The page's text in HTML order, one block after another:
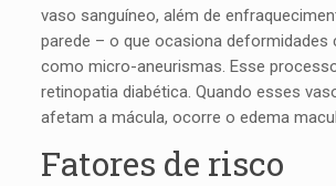
vaso sanguíneo, além de
parede – o que ocasiona deformidades
como micro-aneurismas. Esse
retinopatia diabética. Quando esses
afetam a mácula, ocorre o edema
Fatores de risco